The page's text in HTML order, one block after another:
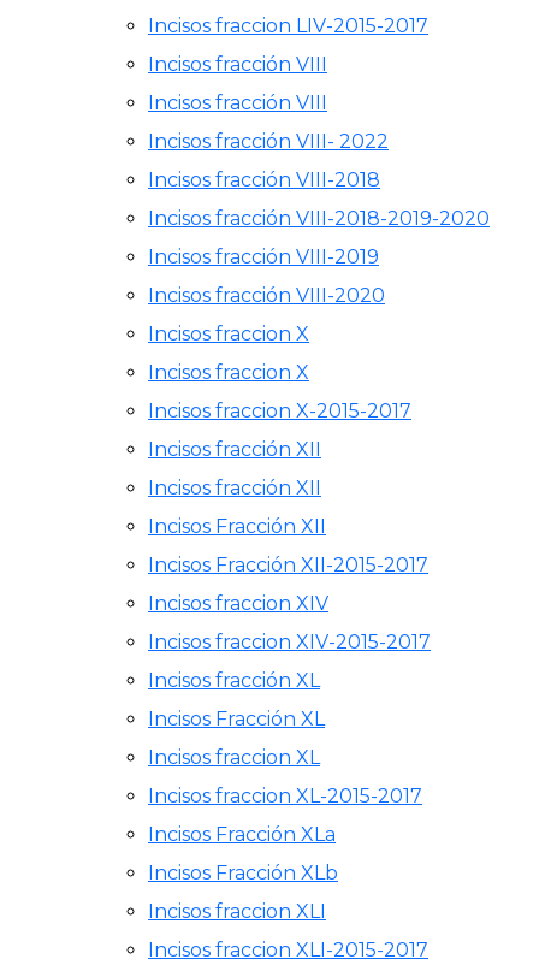
Incisos fraccion LIV-2015-2017
Incisos fracción VIII
Incisos fracción VIII
Incisos fracción VIII- 2022
Incisos fracción VIII-2018
Incisos fracción VIII-2018-2019-2020
Incisos fracción VIII-2019
Incisos fracción VIII-2020
Incisos fraccion X
Incisos fraccion X
Incisos fraccion X-2015-2017
Incisos fracción XII
Incisos fracción XII
Incisos Fracción XII
Incisos Fracción XII-2015-2017
Incisos fraccion XIV
Incisos fraccion XIV-2015-2017
Incisos fracción XL
Incisos Fracción XL
Incisos fraccion XL
Incisos fraccion XL-2015-2017
Incisos Fracción XLa
Incisos Fracción XLb
Incisos fraccion XLI
Incisos fraccion XLI-2015-2017